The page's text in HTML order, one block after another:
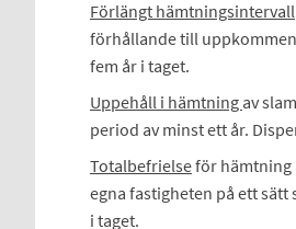
Förlängt hämtningsintervall
förhållande till
fem år i taget.
Uppehåll i hämtning av
period av minst ett år.
Totalbefrielseför hämtning
egna fastigheten på ett
i taget.